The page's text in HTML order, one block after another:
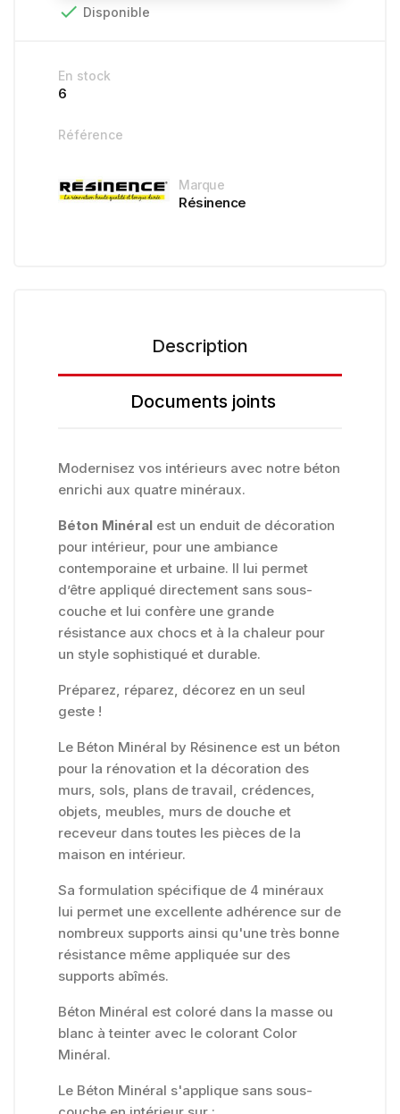
 Disponible
En stock
6
Référence
Marque
Résinence
Description
Documents joints
Modernisez vos intérieurs avec notre béton
enrichi aux quatre minéraux.
Béton Minéral est un enduit de décoration
pour intérieur, pour une ambiance
contemporaine et urbaine. Il lui permet
d’être appliqué directement sans sous-
couche et lui confère une grande
résistance aux chocs et à la chaleur pour
un style sophistiqué et durable.
Préparez, réparez, décorez en un seul
geste !
Le Béton Minéral by Résinence est un béton
pour la rénovation et la décoration des
murs, sols, plans de travail, crédences,
objets, meubles, murs de douche et
receveur dans toutes les pièces de la
maison en intérieur.
Sa formulation spécifique de 4 minéraux
lui permet une excellente adhérence sur de
nombreux supports ainsi qu'une très bonne
résistance même appliquée sur des
supports abîmés.
Béton Minéral est coloré dans la masse ou
blanc à teinter avec le colorant Color
Minéral.
Le Béton Minéral s'applique sans sous-